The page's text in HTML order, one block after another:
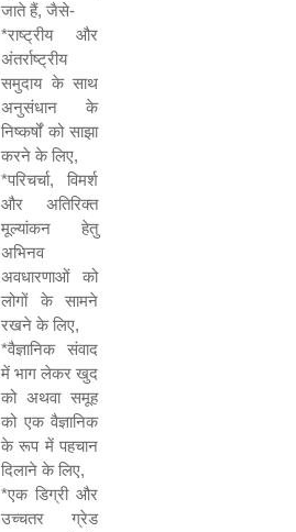
जाते हैं, जैसे-
*राष्ट्रीय और
अंतर्राष्ट्रीय
समुदाय के साथ
अनुसंधान के
निष्कर्षों को साझा
करने के लिए,
*परिचर्चा, विमर्श
और अतिरिक्त
मूल्यांकन हेतु
अभिनव
अवधारणाओं को
लोगों के सामने
रखने के लिए,
*वैज्ञानिक संवाद
में भाग लेकर खुद
को अथवा समूह
को एक वैज्ञानिक
के रूप में पहचान
दिलाने के लिए,
*एक डिग्री और
उच्चतर ग्रेड